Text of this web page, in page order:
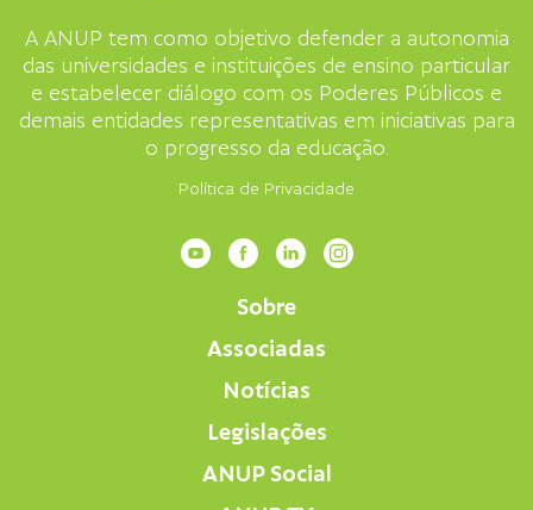
A ANUP tem como objetivo defender a autonomia
das universidades e instituições de ensino particular
e estabelecer diálogo com os Poderes Públicos e
demais entidades representativas em iniciativas para
o progresso da educação.
Política de Privacidade
Sobre
Associadas
Notícias
Legislações
ANUP Social